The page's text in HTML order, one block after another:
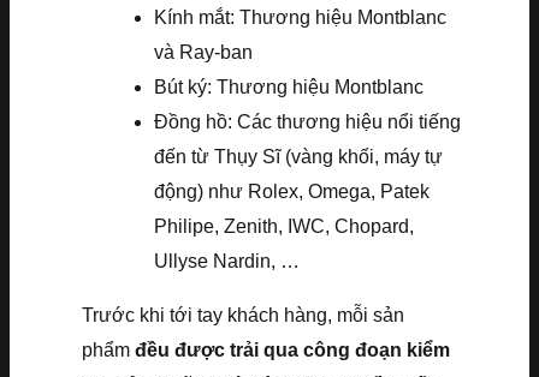
Kính mắt: Thương hiệu Montblanc
và Ray-ban
Bút ký: Thương hiệu Montblanc
Đồng hồ: Các thương hiệu nổi tiếng
đến từ Thụy Sĩ (vàng khối, máy tự
động) như Rolex, Omega, Patek
Philipe, Zenith, IWC, Chopard,
Ullyse Nardin, …
Trước khi tới tay khách hàng, mỗi sản
phẩm đều được trải qua công đoạn kiểm